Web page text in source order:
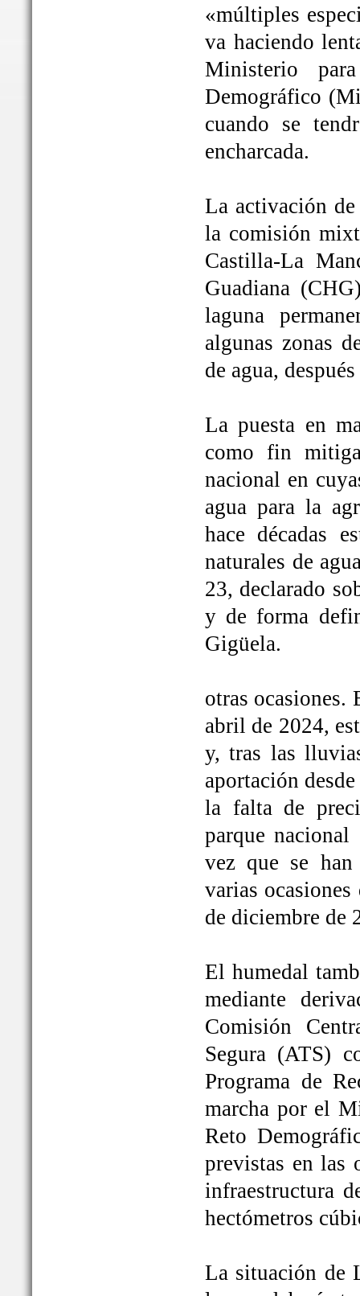
«múltiples
va haciendo
Ministerio
Demográfico
cuando se
encharcada.
La activación
la comisión
Castilla-La
Guadiana
laguna
algunas zonas
de agua,
La puesta en
como fin
nacional en
agua para la
hace décadas
naturales de
23, declarado
y de forma
Gigüela.
otras ocasiones.
abril de 2024,
y, tras las
aportación
la falta de
parque
vez que se
varias
de diciembre de
El humedal
mediante
Comisión
Segura (ATS)
Programa de
marcha por el
Reto
previstas en las
infraestructura
hectómetros
La situación de